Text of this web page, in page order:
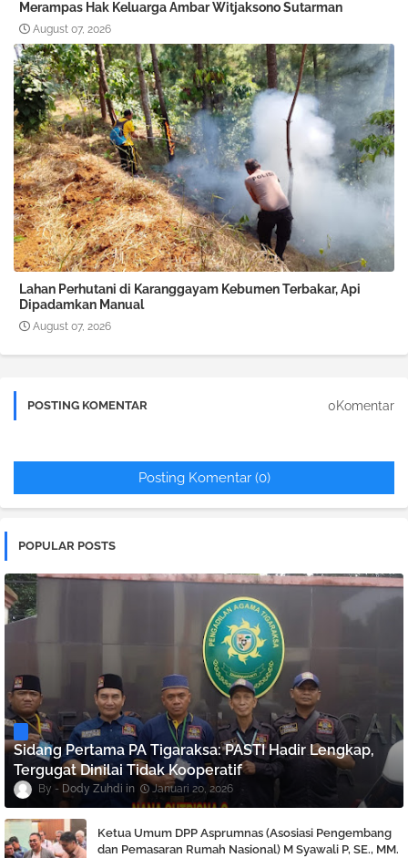
Merampas Hak Keluarga Ambar Witjaksono Sutarman
August 07, 2026
Lahan Perhutani di Karanggayam Kebumen Terbakar, Api
Dipadamkan Manual
August 07, 2026
POSTING KOMENTAR 0Komentar
Posting Komentar (0)
POPULAR POSTS
Sidang Pertama PA Tigaraksa: PASTI Hadir Lengkap,
Tergugat Dinilai Tidak Kooperatif
Dody Zuhdi Januari 20, 2026
Ketua Umum DPP Asprumnas (Asosiasi Pengembang
dan Pemasaran Rumah Nasional) M Syawali P, SE., MM.